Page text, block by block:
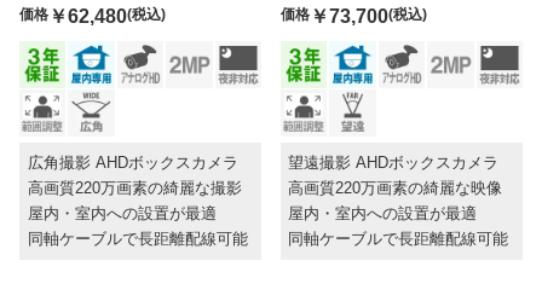
価格 ￥62,480(税込)
広角撮影 AHDボックスカメラ
高画質220万画素の綺麗な撮影
屋内・室内への設置が最適
同軸ケーブルで長距離配線可能
価格￥73,700(税込)
望遠撮影 AHDボックスカメラ
高画質220万画素の綺麗な映像
屋内・室内への設置が最適
同軸ケーブルで長距離配線可能